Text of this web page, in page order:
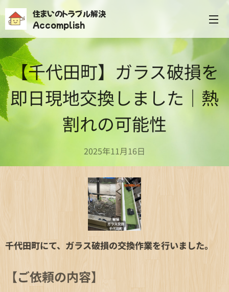
住まいのトラブル解決
Accomplish
【千代田町】ガラス破損を
即日現地交換しました｜熱
割れの可能性
2025年11月16日
千代田町にて、ガラス破損の交換作業を行いました。
【ご依頼の内容】